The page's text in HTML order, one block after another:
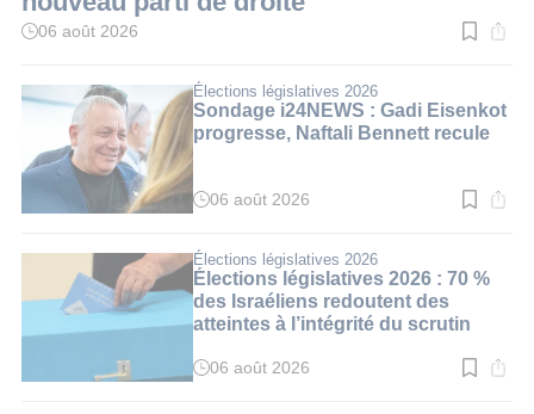
Temps
:
3
06 août 2026
Élections législatives 2026
Sondage i24NEWS : Gadi Eisenkot
progresse, Naftali Bennett recule
Temps
:
4
min.
06 août 2026
Élections législatives 2026
Élections législatives 2026 : 70 %
des Israéliens redoutent des
atteintes à l’intégrité du scrutin
Temps
06 août 2026